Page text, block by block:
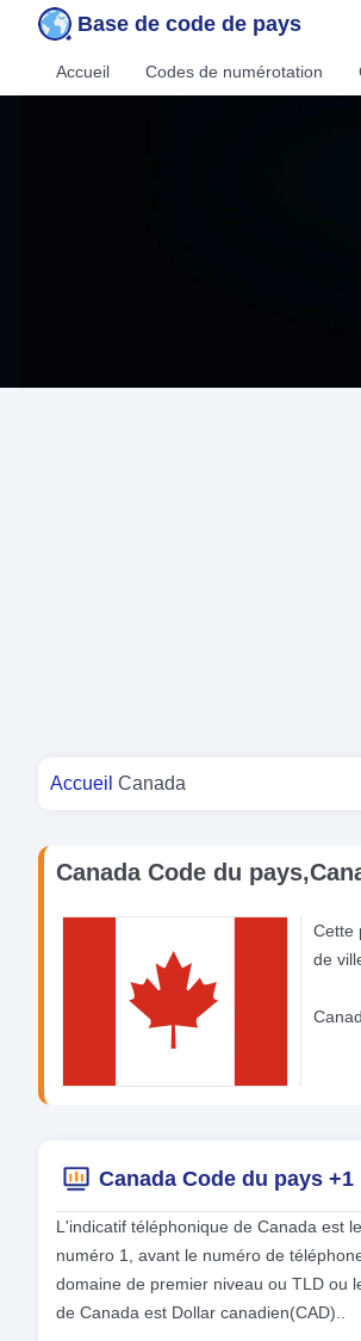
Base de code de pays
Accueil Codes de numérotation
Vous êtes ici
Accueil Canada
Canada Code du
Cette
de
Canada Code du pays +1
L'indicatif téléphonique de Canada est
numéro 1, avant le numéro de
domaine de premier niveau ou TLD ou
de Canada est Dollar canadien(CAD)..